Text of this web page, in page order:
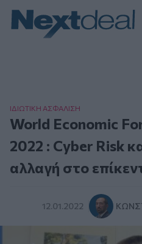
ΙΔΙΩΤΙΚΗ ΑΣΦAΛΙΣΗ
World Economic
2022 : Cyber Risk
αλλαγή στο
12.01.2022